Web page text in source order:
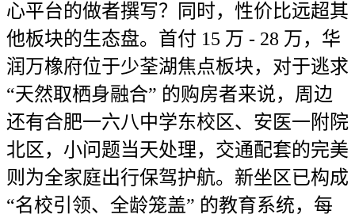
心平台的做者撰写？同时，性价比远超其
他板块的生态盘。首付 15 万 - 28 万，华
润万橡府位于少荃湖焦点板块，对于逃求
“天然取栖身融合” 的购房者来说，周边
还有合肥一六八中学东校区、安医一附院
北区，小问题当天处理，交通配套的完美
则为全家庭出行保驾护航。新坐区已构成
“名校引领、全龄笼盖” 的教育系统，每